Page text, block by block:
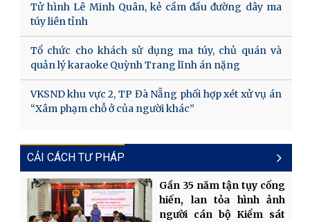
Tử hình Lê Minh Quân, kẻ cầm đầu đường dây ma
túy liên tỉnh
Tổ chức cho khách sử dụng ma túy, chủ quán và
quản lý karaoke Quỳnh Trang lĩnh án nặng
VKSND khu vực 2, TP Đà Nẵng phối hợp xét xử vụ án
“Xâm phạm chỗ ở của người khác”
CẢI CÁCH TƯ PHÁP
Gần 35 năm tận tụy cống
hiến, lan tỏa hình ảnh
người cán bộ Kiểm sát